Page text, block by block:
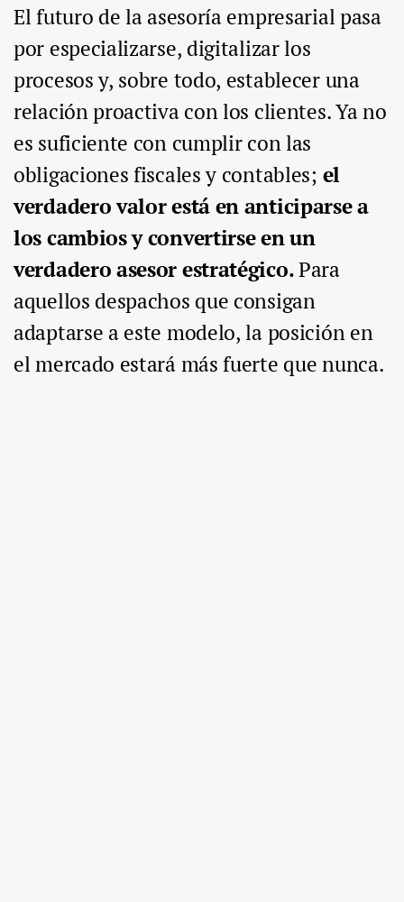
El futuro de la asesoría empresarial pasa
por especializarse, digitalizar los
procesos y, sobre todo, establecer una
relación proactiva con los clientes. Ya no
es suficiente con cumplir con las
obligaciones fiscales y contables; el
verdadero valor está en anticiparse a
los cambios y convertirse en un
verdadero asesor estratégico.Para
aquellos despachos que consigan
adaptarse a este modelo, la posición en
el mercado estará más fuerte que nunca.